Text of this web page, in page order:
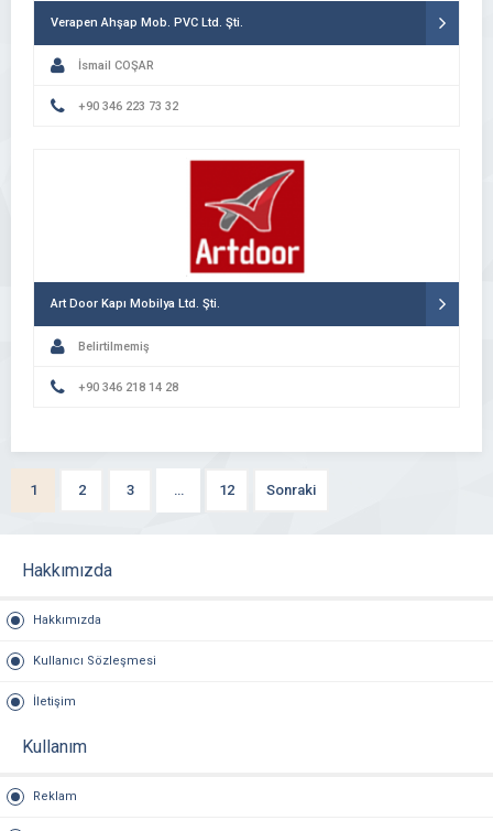
Verapen Ahşap Mob. PVC Ltd. Şti.
İsmail COŞAR
+90 346 223 73 32
Art Door Kapı Mobilya Ltd. Şti.
Belirtilmemiş
+90 346 218 14 28
1 2 3 … 12 Sonraki
Hakkımızda
Hakkımızda
Kullanıcı Sözleşmesi
İletişim
Kullanım
Reklam